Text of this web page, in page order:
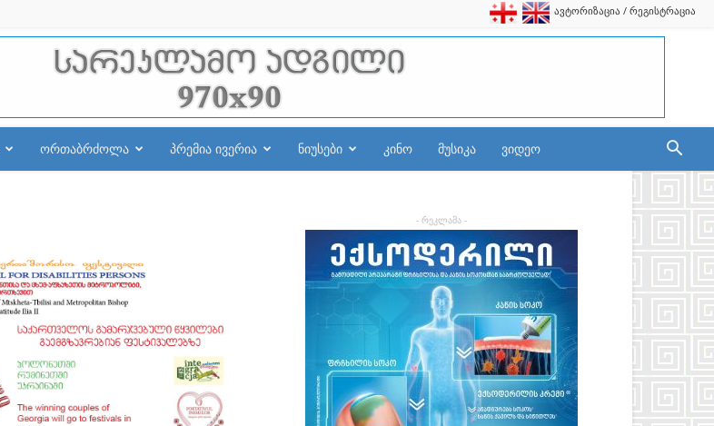
ავტორიზაცია / რეგისტრაცია
ორთაბრძოლა პრემია ივერია ნიუსები კინო მუსიკა ვიდეო
- რეკლამა -